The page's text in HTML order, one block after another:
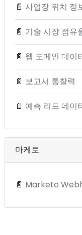
📄 사업장 위치 정
📄 기술 시장 점유
📄 웹 도메인 데이
📄 보고서 통찰력
📄 예측 리드 데이
마케토
📄 Marketo